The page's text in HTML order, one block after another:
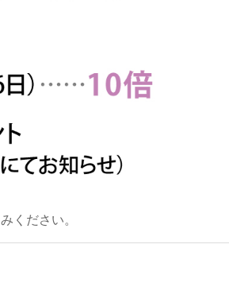
ください。